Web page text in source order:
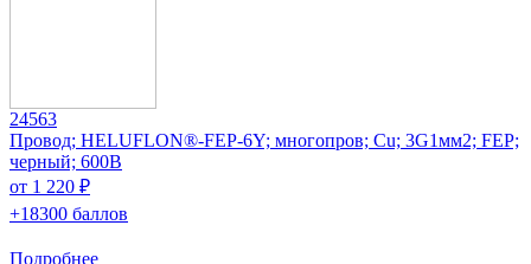
24563
Провод; HELUFLON®-FEP-6Y; многопров; Cu; 3G1мм2; FEP;
черный; 600В
от 1 220 ₽
+18300 баллов
Подробнее